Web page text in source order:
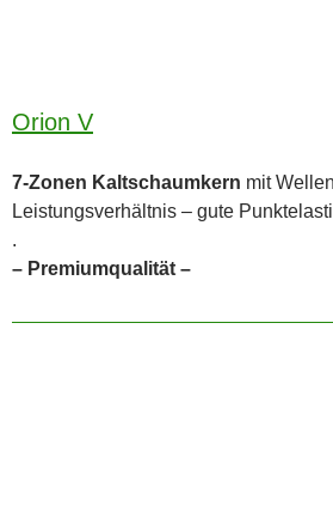
Orion V
7-Zonen Kaltschaumkern mit
Leistungsverhältnis – gute
.
– Premiumqualität –